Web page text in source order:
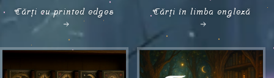
Cărți cu printed edges Cărți în limba engleză